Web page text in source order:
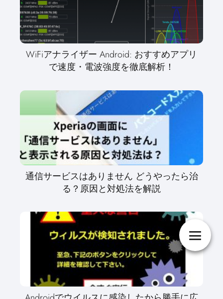
WiFiアナライザー Android: おすすめアプリ
で速度・電波強度を徹底解析！
通信サービスはありません どうやったら治
る？原因と対処法を解説